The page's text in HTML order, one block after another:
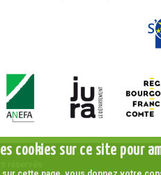
cookies sur ce site pour